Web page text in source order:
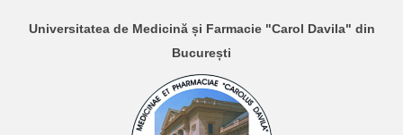
Universitatea de Medicină și Farmacie "Carol Davila" din
București